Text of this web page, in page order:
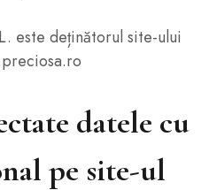
este deținătorul site-ului
datele cu
pe site-ul